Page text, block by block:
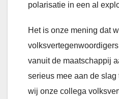
polarisatie in een al
Het is onze mening dat
vanuit de maatschappij
serieus mee aan de
wij onze collega